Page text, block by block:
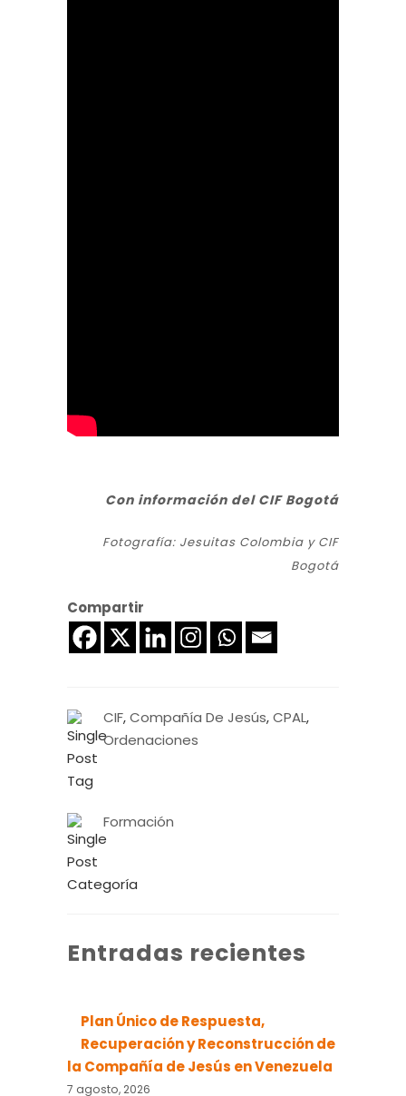
Con información del CIF Bogotá
Fotografía: Jesuitas Colombia y CIF
Bogotá
Compartir
CIF,Compañía De Jesús,CPAL,
Ordenaciones
Formación
Entradas recientes
Plan Único de Respuesta,
Recuperación y Reconstrucción de
la Compañía de Jesús en Venezuela
7 agosto, 2026